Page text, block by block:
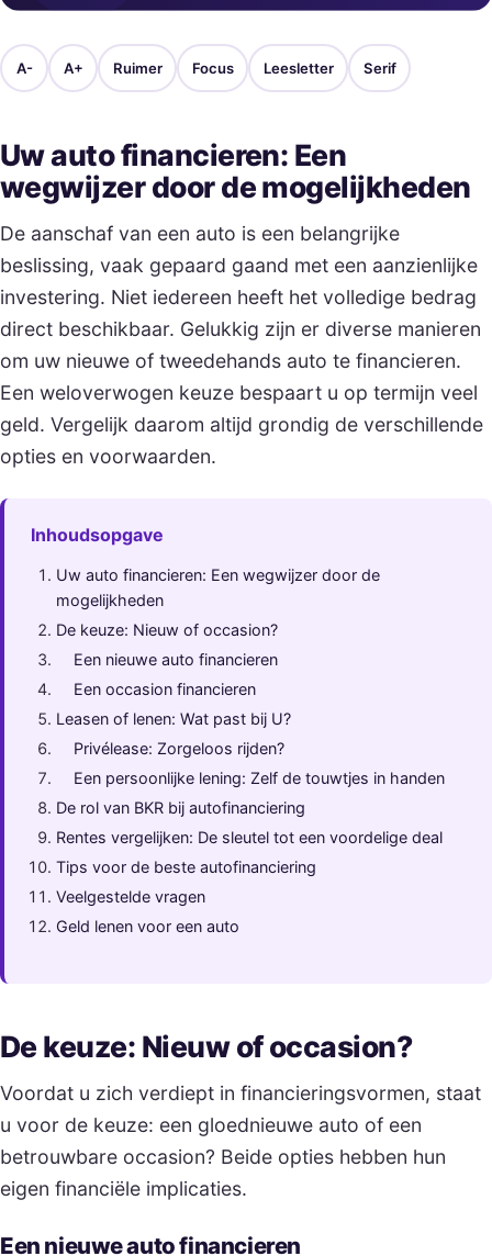
A- A+ Ruimer Focus Leesletter Serif
Uw auto financieren: Een
wegwijzer door de mogelijkheden
De aanschaf van een auto is een belangrijke
beslissing, vaak gepaard gaand met een aanzienlijke
investering. Niet iedereen heeft het volledige bedrag
direct beschikbaar. Gelukkig zijn er diverse manieren
om uw nieuwe of tweedehands auto te financieren.
Een weloverwogen keuze bespaart u op termijn veel
geld. Vergelijk daarom altijd grondig de verschillende
opties en voorwaarden.
Inhoudsopgave
Uw auto financieren: Een wegwijzer door de
mogelijkheden
De keuze: Nieuw of occasion?
Een nieuwe auto financieren
Een occasion financieren
Leasen of lenen: Wat past bij U?
Privélease: Zorgeloos rijden?
Een persoonlijke lening: Zelf de touwtjes in handen
De rol van BKR bij autofinanciering
Rentes vergelijken: De sleutel tot een voordelige deal
Tips voor de beste autofinanciering
Veelgestelde vragen
Geld lenen voor een auto
De keuze: Nieuw of occasion?
Voordat u zich verdiept in financieringsvormen, staat
u voor de keuze: een gloednieuwe auto of een
betrouwbare occasion? Beide opties hebben hun
eigen financiële implicaties.
Een nieuwe auto financieren